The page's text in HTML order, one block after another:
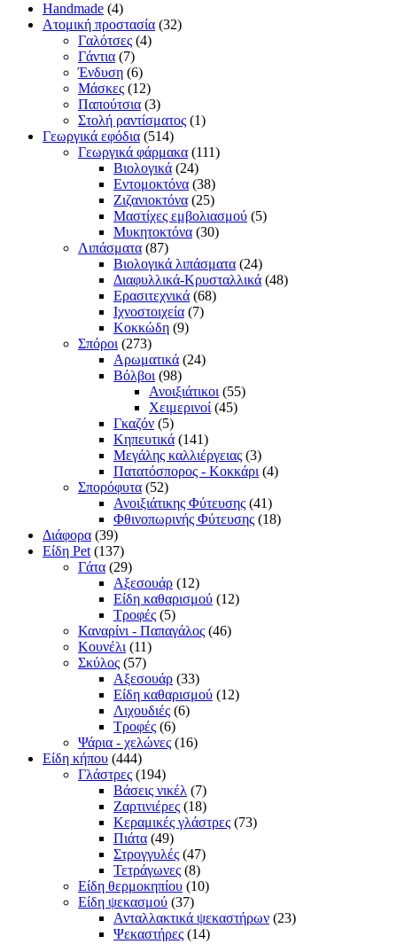
Handmade (4)
Ατομική προστασία (32)
Γαλότσες (4)
Γάντια (7)
Ένδυση (6)
Μάσκες (12)
Παπούτσια (3)
Στολή ραντίσματος (1)
Γεωργικά εφόδια (514)
Γεωργικά φάρμακα (111)
Βιολογικά (24)
Εντομοκτόνα (38)
Ζιζανιοκτόνα (25)
Μαστίχες εμβολιασμού (5)
Μυκητοκτόνα (30)
Λιπάσματα (87)
Βιολογικά λιπάσματα (24)
Διαφυλλικά-Κρυσταλλικά (48)
Ερασιτεχνικά (68)
Ιχνοστοιχεία (7)
Κοκκώδη (9)
Σπόροι (273)
Αρωματικά (24)
Βόλβοι (98)
Ανοιξιάτικοι (55)
Χειμερινοί (45)
Γκαζόν (5)
Κηπευτικά (141)
Μεγάλης καλλιέργειας (3)
Πατατόσπορος - Κοκκάρι (4)
Σπορόφυτα (52)
Ανοιξιάτικης Φύτευσης (41)
Φθινοπωρινής Φύτευσης (18)
Διάφορα (39)
Είδη Pet (137)
Γάτα (29)
Αξεσουάρ (12)
Είδη καθαρισμού (12)
Τροφές (5)
Καναρίνι - Παπαγάλος (46)
Κουνέλι (11)
Σκύλος (57)
Αξεσουάρ (33)
Είδη καθαρισμού (12)
Λιχουδιές (6)
Τροφές (6)
Ψάρια - χελώνες (16)
Είδη κήπου (444)
Γλάστρες (194)
Βάσεις νικέλ (7)
Ζαρτινιέρες (18)
Κεραμικές γλάστρες (73)
Πιάτα (49)
Στρογγυλές (47)
Τετράγωνες (8)
Είδη θερμοκηπίου (10)
Είδη ψεκασμού (37)
Ανταλλακτικά ψεκαστήρων (23)
Ψεκαστήρες (14)